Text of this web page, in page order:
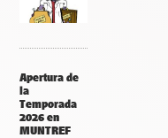
Apertura de
la
Temporada
2026 en
MUNTREF